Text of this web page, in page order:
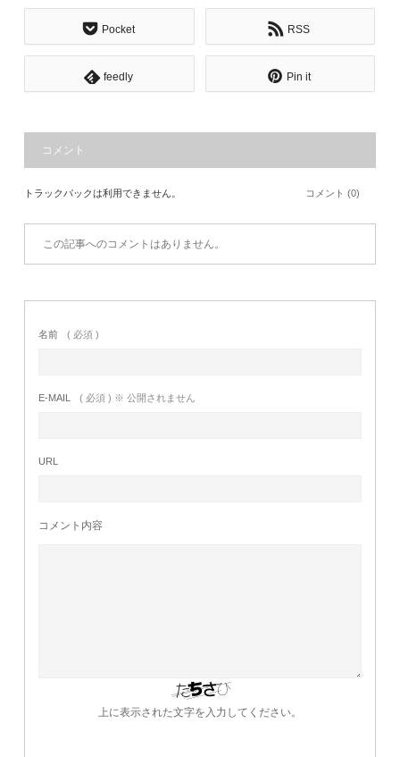
Pocket RSS
feedly Pin it
コメント
トラックバックは利用できません。 コメント (0)
この記事へのコメントはありません。
名前 ( 必須 )
E-MAIL ( 必須 ) ※ 公開されません
URL
コメント内容
上に表示された文字を入力してください。